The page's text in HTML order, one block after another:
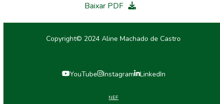
Baixar PDF
Copyright© 2024 Aline Machado de Castro
YouTube Instagram LinkedIn
NEF